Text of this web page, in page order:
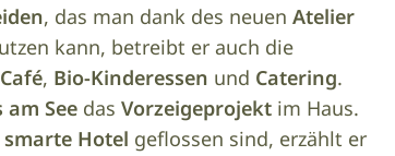
, das man dank des neuen Atelier
kann, betreibt er auch die
Café, Bio-Kinderessen und Catering.
am See das Vorzeigeprojekt im Haus.
smarte Hotel geflossen sind, erzählt er